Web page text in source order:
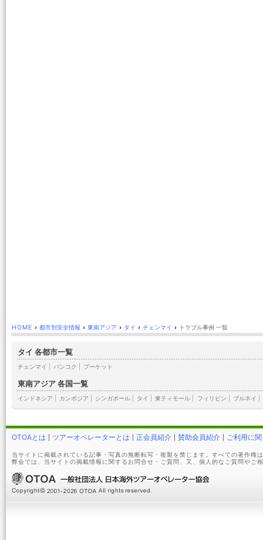
HOME › 都市別安全情報 › 東南アジア › タイ › チェンマイ › トラブル事例 一覧
タイ 各都市一覧
チェンマイ バンコク プーケット
東南アジア 各国一覧
インドネシア カンボジア シンガポール タイ 東ティモール フィリピン ブルネイ
OTOAとは ツアーオペレーターとは 正会員紹介 賛助会員紹介 ご利用に
当サイトに掲載されている記事・写真の無断転写・複製を禁じます。すべての著作権
弊会では、当サイトの掲載情報に関するお問合せ・ご質問、又、個人的なご質問やご